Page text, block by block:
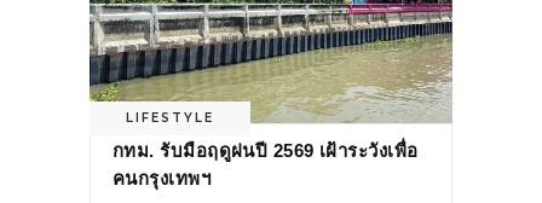
LIFESTYLE
กทม. รับมือฤดูฝนปี 2569 เฝ้าระวังเพื่อ
คนกรุงเทพฯ